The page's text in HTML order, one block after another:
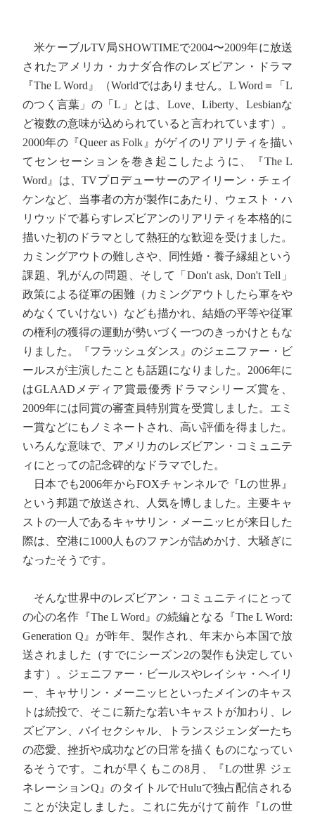
米ケーブルTV局SHOWTIMEで2004〜2009年に放送
されたアメリカ・カナダ合作のレズビアン・ドラマ
『The L Word』（Worldではありません。L Word＝「L
のつく言葉」の「L」とは、Love、Liberty、Lesbianな
ど複数の意味が込められていると言われています）。
2000年の『Queer as Folk』がゲイのリアリティを描い
てセンセーションを巻き起こしたように、『The L
Word』は、TVプロデューサーのアイリーン・チェイ
ケンなど、当事者の方が製作にあたり、ウェスト・ハ
リウッドで暮らすレズビアンのリアリティを本格的に
描いた初のドラマとして熱狂的な歓迎を受けました。
カミングアウトの難しさや、同性婚・養子縁組という
課題、乳がんの問題、そして「Don't ask, Don't Tell」
政策による従軍の困難（カミングアウトしたら軍をや
めなくていけない）なども描かれ、結婚の平等や従軍
の権利の獲得の運動が勢いづく一つのきっかけともな
りました。『フラッシュダンス』のジェニファー・ビ
ールスが主演したことも話題になりました。2006年に
はGLAADメディア賞最優秀ドラマシリーズ賞を、
2009年には同賞の審査員特別賞を受賞しました。エミ
ー賞などにもノミネートされ、高い評価を得ました。
いろんな意味で、アメリカのレズビアン・コミュニテ
ィにとっての記念碑的なドラマでした。
日本でも2006年からFOXチャンネルで『Lの世界』
という邦題で放送され、人気を博しました。主要キャ
ストの一人であるキャサリン・メーニッヒが来日した
際は、空港に1000人ものファンが詰めかけ、大騒ぎに
なったそうです。
そんな世界中のレズビアン・コミュニティにとって
の心の名作『The L Word』の続編となる『The L Word:
Generation Q』が昨年、製作され、年末から本国で放
送されました（すでにシーズン2の製作も決定してい
ます）。ジェニファー・ビールスやレイシャ・ヘイリ
ー、キャサリン・メーニッヒといったメインのキャス
トは続投で、そこに新たな若いキャストが加わり、レ
ズビアン、バイセクシャル、トランスジェンダーたち
の恋愛、挫折や成功などの日常を描くものになってい
るそうです。これが早くもこの8月、『Lの世界 ジェ
ネレーションQ』のタイトルでHuluで独占配信される
ことが決定しました。これに先がけて前作『Lの世